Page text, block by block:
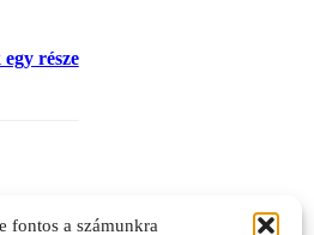
fontos a számunkra
része